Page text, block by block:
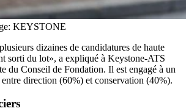
KEYSTONE
dizaines de candidatures de haute
sorti du lot», a expliqué à Keystone-ATS
du Conseil de Fondation. Il est engagé à un
direction (60%) et conservation (40%).